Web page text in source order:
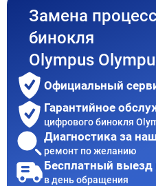
Замена
бинокля
Olympus
Официальный
Гарантийное
цифрового бинокля
Диагностика за
ремонт по желанию
Бесплатный выезд
в день обращения